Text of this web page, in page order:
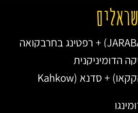
הדומיניקנית
מוזיאון השוקולד (הקקאו) + סדנא (Kahkow